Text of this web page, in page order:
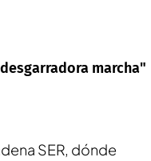
marcha"
SER, dónde